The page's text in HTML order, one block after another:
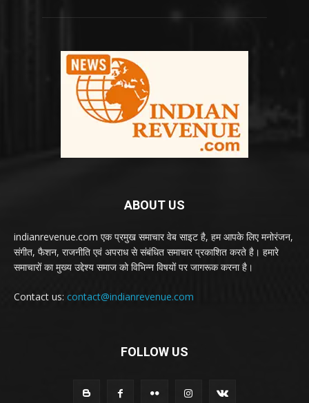
ABOUT US
indianrevenue.com एक प्रमुख समाचार वेब साइट है, हम आपके लिए मनोरंजन,
संगीत, फैशन, राजनीति एवं अपराध से संबंधित समाचार प्रकाशित करते है। हमारे
समाचारों का मुख्य उद्देश्य समाज को विभिन्न विषयों पर जागरूक करना है।
Contact us: contact@indianrevenue.com
FOLLOW US